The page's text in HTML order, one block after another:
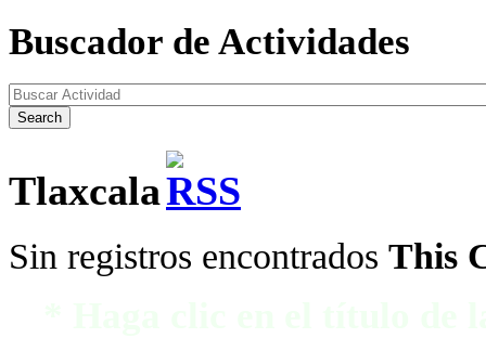
Buscador de Actividades
Tlaxcala
Sin registros encontrados This